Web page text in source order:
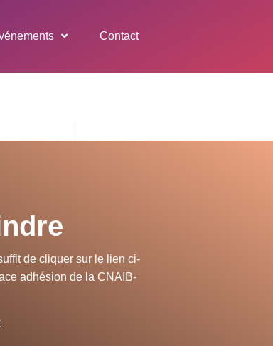
Contact
de cliquer sur le lien ci-
adhésion de la CNAIB-